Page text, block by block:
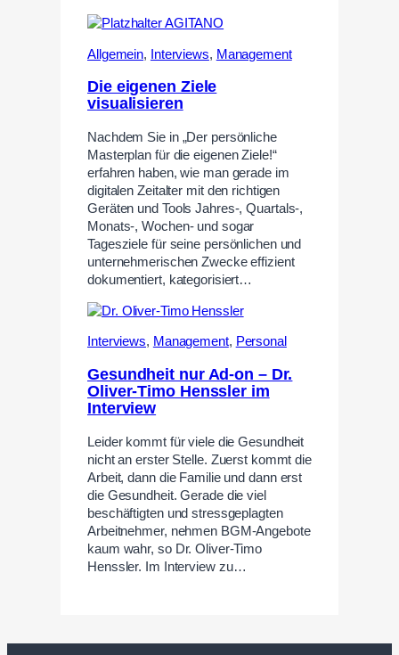
Allgemein, Interviews, Management
Die eigenen Ziele
visualisieren
Nachdem Sie in „Der persönliche
Masterplan für die eigenen Ziele!“
erfahren haben, wie man gerade im
digitalen Zeitalter mit den richtigen
Geräten und Tools Jahres-, Quartals-,
Monats-, Wochen- und sogar
Tagesziele für seine persönlichen und
unternehmerischen Zwecke effizient
dokumentiert, kategorisiert…
Interviews, Management, Personal
Gesundheit nur Ad-on – Dr.
Oliver-Timo Henssler im
Interview
Leider kommt für viele die Gesundheit
nicht an erster Stelle. Zuerst kommt die
Arbeit, dann die Familie und dann erst
die Gesundheit. Gerade die viel
beschäftigten und stressgeplagten
Arbeitnehmer, nehmen BGM-Angebote
kaum wahr, so Dr. Oliver-Timo
Henssler. Im Interview zu…